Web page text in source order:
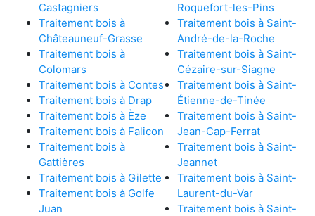
Castagniers
Traitement bois à
Châteauneuf-Grasse
Traitement bois à
Colomars
Traitement bois à Contes
Traitement bois à Drap
Traitement bois à Èze
Traitement bois à Falicon
Traitement bois à
Gattières
Traitement bois à Gilette
Traitement bois à Golfe
Juan
Roquefort-les-Pins
Traitement bois à Saint-
André-de-la-Roche
Traitement bois à Saint-
Cézaire-sur-Siagne
Traitement bois à Saint-
Étienne-de-Tinée
Traitement bois à Saint-
Jean-Cap-Ferrat
Traitement bois à Saint-
Jeannet
Traitement bois à Saint-
Laurent-du-Var
Traitement bois à Saint-